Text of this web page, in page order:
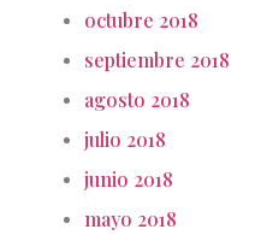
octubre 2018
septiembre 2018
agosto 2018
julio 2018
junio 2018
mayo 2018